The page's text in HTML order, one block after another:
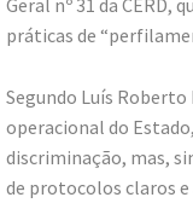
práticas de
Segundo Luís
operacional do
discriminação, mas,
de protocolos claros